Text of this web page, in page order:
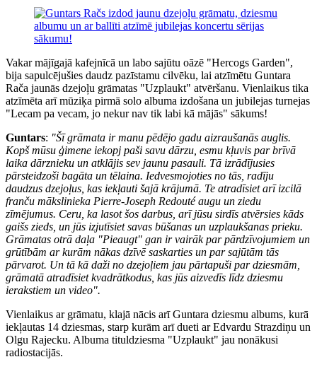
Vakar mājīgajā kafejnīcā un labo sajūtu oāzē "Hercogs Garden",
bija sapulcējušies daudz pazīstamu cilvēku, lai atzīmētu Guntara
Rača jaunās dzejoļu grāmatas "Uzplaukt" atvēršanu. Vienlaikus tika
atzīmēta arī mūziķa pirmā solo albuma izdošana un jubilejas turnejas
"Lecam pa vecam, jo nekur nav tik labi kā mājās" sākums!
Guntars: "Šī grāmata ir manu pēdējo gadu aizraušanās auglis.
Kopš mūsu ģimene iekopj paši savu dārzu, esmu kļuvis par brīvā
laika dārznieku un atklājis sev jaunu pasauli. Tā izrādījusies
pārsteidzoši bagāta un tēlaina. Iedvesmojoties no tās, radīju
daudzus dzejoļus, kas iekļauti šajā krājumā. Te atradīsiet arī izcilā
franču mākslinieka Pierre-Joseph Redouté augu un ziedu
zīmējumus. Ceru, ka lasot šos darbus, arī jūsu sirdīs atvērsies kāds
gaišs zieds, un jūs izjutīsiet savas būšanas un uzplaukšanas prieku.
Grāmatas otrā daļa "Pieaugt" gan ir vairāk par pārdzīvojumiem un
grūtībām ar kurām nākas dzīvē saskarties un par sajūtām tās
pārvarot. Un tā kā daži no dzejoļiem jau pārtapuši par dziesmām,
grāmatā atradīsiet kvadrātkodus, kas jūs aizvedīs līdz dziesmu
ierakstiem un video".
Vienlaikus ar grāmatu, klajā nācis arī Guntara dziesmu albums, kurā
iekļautas 14 dziesmas, starp kurām arī dueti ar Edvardu Strazdiņu un
Olgu Rajecku. Albuma tituldziesma "Uzplaukt" jau nonākusi
radiostacijās.